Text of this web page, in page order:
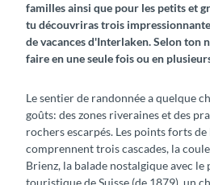
familles ainsi que pour les petits et
tu découvriras trois
de vacances d'Interlaken. Selon ton
faire en une seule fois ou en
Le sentier de randonnée a quelque
goûts: des zones riveraines et des
rochers escarpés. Les points forts
comprennent trois cascades, la
Brienz, la balade nostalgique avec